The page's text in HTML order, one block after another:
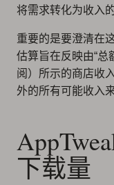
将需求转化为收入
重要的是要澄清在
估算旨在反映由“总
阅）所示的商店收
外的所有可能收入来
下载量